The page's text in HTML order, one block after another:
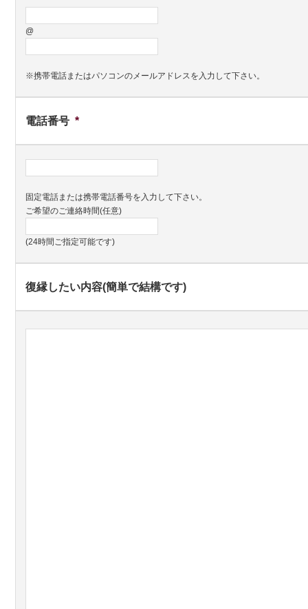
@
※携帯電話またはパソコンのメールアドレスを入力して下さい。
電話番号 *
固定電話または携帯電話番号を入力して下さい。
ご希望のご連絡時間(任意)
(24時間ご指定可能です)
復縁したい内容(簡単で結構です)